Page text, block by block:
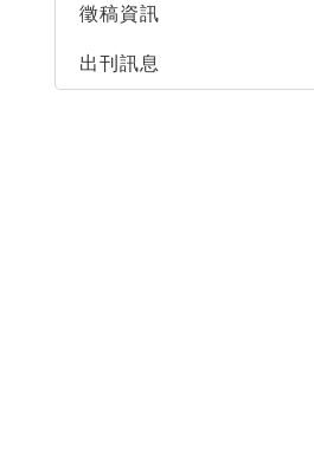
徵稿資訊
出刊訊息